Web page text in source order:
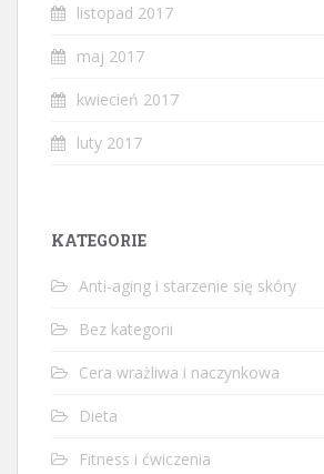
listopad 2017
maj 2017
kwiecień 2017
luty 2017
KATEGORIE
Anti-aging i starzenie się skóry
Bez kategorii
Cera wrażliwa i naczynkowa
Dieta
Fitness i ćwiczenia